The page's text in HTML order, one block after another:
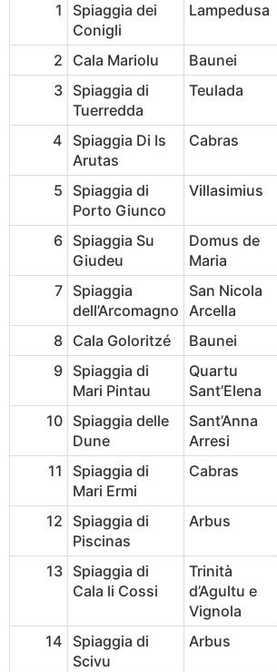
1
Spiaggia dei
Conigli
Lampedusa
2 Cala Mariolu Baunei
3 Spiaggia di
Tuerredda
Teulada
4
Spiaggia Di Is
Arutas
Cabras
5
Spiaggia di
Porto Giunco
Villasimius
6 Spiaggia Su
Giudeu
Domus de
Maria
7 Spiaggia
dell’Arcomagno
San Nicola
Arcella
8 Cala Goloritzé Baunei
9 Spiaggia di
Mari Pintau
Quartu
Sant’Elena
10 Spiaggia delle
Dune
Sant’Anna
Arresi
11
Spiaggia di
Mari Ermi
Cabras
12
Spiaggia di
Piscinas
Arbus
13 Spiaggia di
Cala li Cossi
Trinità
d’Agultu e
Vignola
14
Spiaggia di
Scivu
Arbus